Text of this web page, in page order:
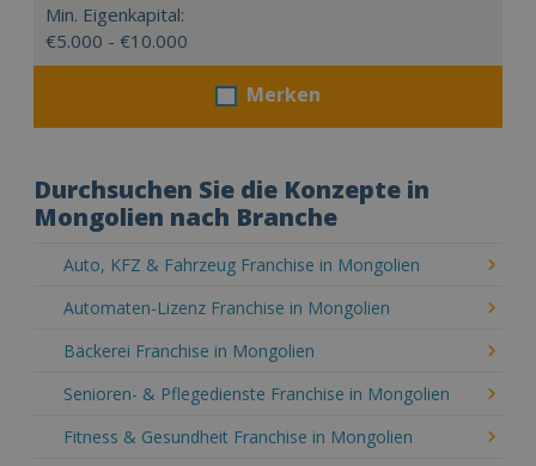
Min. Eigenkapital:
€5.000 - €10.000
Merken
Durchsuchen Sie die Konzepte in
Mongolien nach Branche
Auto, KFZ & Fahrzeug Franchise in Mongolien
Automaten-Lizenz Franchise in Mongolien
Bäckerei Franchise in Mongolien
Senioren- & Pflegedienste Franchise in Mongolien
Fitness & Gesundheit Franchise in Mongolien